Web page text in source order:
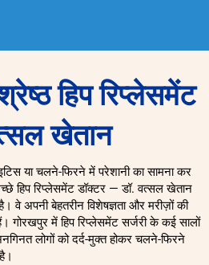
हिप रिप्लेसमेंट
खेतान
या चलने-फिरने में परेशानी का सामना कर
हिप रिप्लेसमेंट डॉक्टर — डॉ. वत्सल खेतान
अपनी बेहतरीन विशेषज्ञता और मरीज़ों की
में हिप रिप्लेसमेंट सर्जरी के कई सालों
लोगों को दर्द-मुक्त होकर चलने-फिरने